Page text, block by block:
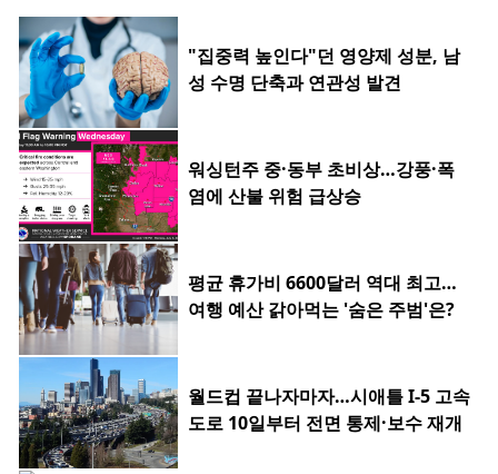
"집중력 높인다"던 영양제 성분, 남
성 수명 단축과 연관성 발견
워싱턴주 중·동부 초비상…강풍·폭
염에 산불 위험 급상승
평균 휴가비 6600달러 역대 최고…
여행 예산 갉아먹는 '숨은 주범'은?
월드컵 끝나자마자…시애틀 I-5 고속
도로 10일부터 전면 통제·보수 재개